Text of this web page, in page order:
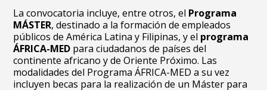
La convocatoria incluye, entre otros, el Programa
MÁSTER, destinado a la formación de empleados
públicos de América Latina y Filipinas, y el programa
ÁFRICA-MED para ciudadanos de países del
continente africano y de Oriente Próximo. Las
modalidades del Programa ÁFRICA-MED a su vez
incluyen becas para la realización de un Máster para